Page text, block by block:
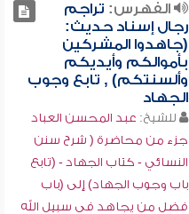
الفهرس: تراجم
رجال إسناد حديث:
(جاهدوا المشركين
بأموالكم وأيديكم
وألسنتكم) , تابع وجوب
الجهاد
للشيخ: عبد المحسن العباد
جزء من محاضرة ( شرح سنن
النسائي - كتاب الجهاد - (تابع
باب وجوب الجهاد) إلى (باب
فضل من يجاهد في سبيل الله